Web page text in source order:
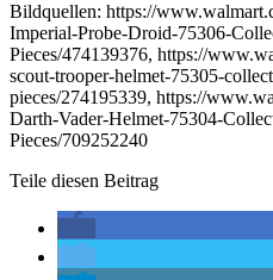
Bildquellen: https://
Imperial-Probe-Droid-75306-
Pieces/474139376, https://
scout-trooper-helmet-75305-
pieces/274195339, https://
Darth-Vader-Helmet-75304-
Pieces/709252240
Teile diesen Beitrag